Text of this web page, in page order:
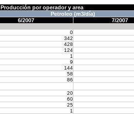
Producción por operador y area
Petroleo (m3/día)
6/2007
7/2007
0
342
428
124
1
9
144
58
86
20
60
25
1